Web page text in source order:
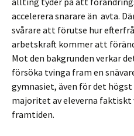
accelerera snarare än avta.
svårare att förutse hur
arbetskraft kommer att
Mot den bakgrunden verkar
försöka tvinga fram en
gymnasiet, även för det
majoritet av eleverna faktiskt
framtiden.